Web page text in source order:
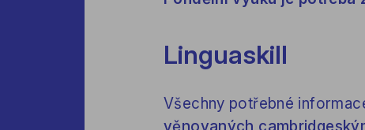
Linguaskill
Všechny potřebné